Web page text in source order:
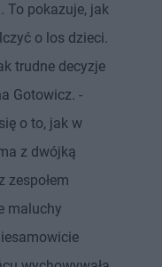
To pokazuje, jak
o los dzieci.
trudne decyzje
Gotowicz. -
o to, jak w
z dwójką
zespołem
maluchy